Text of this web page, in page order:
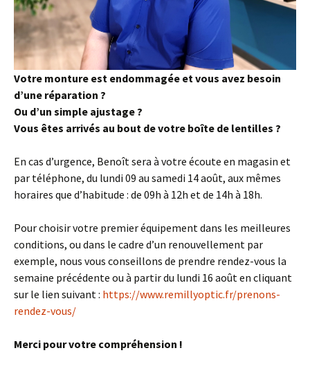
Votre monture est endommagée et vous avez besoin
d’une réparation ?
Ou d’un simple ajustage ?
Vous êtes arrivés au bout de votre boîte de lentilles ?
En cas d’urgence, Benoît sera à votre écoute en magasin et
par téléphone, du lundi 09 au samedi 14 août, aux mêmes
horaires que d’habitude : de 09h à 12h et de 14h à 18h.
Pour choisir votre premier équipement dans les meilleures
conditions, ou dans le cadre d’un renouvellement par
exemple, nous vous conseillons de prendre rendez-vous la
semaine précédente ou à partir du lundi 16 août en cliquant
sur le lien suivant : https://www.remillyoptic.fr/prenons-
rendez-vous/
Merci pour votre compréhension !